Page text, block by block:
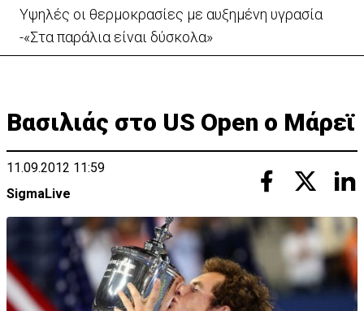
Υψηλές οι θερμοκρασίες με αυξημένη υγρασία
-«Στα παράλια είναι δύσκολα»
Βασιλιάς στο US Open ο Μάρεϊ
11.09.2012 11:59
SigmaLive